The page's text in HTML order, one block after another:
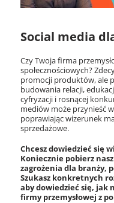
Social media
Czy Twoja firma
społecznościowych?
promocji produktów, ale
budowania relacji,
cyfryzacji i rosnącej
mediów może przynieść
poprawiając wizerunek
sprzedażowe.
Chcesz dowiedzieć się
Koniecznie pobierz nasz
zagrożenia dla branży,
Szukasz konkretnych
aby dowiedzieć się, jak
firmy przemysłowej z